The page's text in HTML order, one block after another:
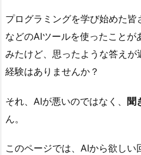
プログラミングを学び始めた
などのAIツールを使ったことが
みたけど、思ったような答えが
経験はありませんか？
それ、AIが悪いのではなく、 聞
ん。
このページでは、AIから欲し